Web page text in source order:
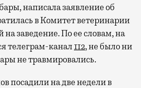
написала заявление об
в Комитет ветеринарии
заведение. По ее словам, на
телеграм-канал112, не было ни
не травмировались.
посадили на две недели в